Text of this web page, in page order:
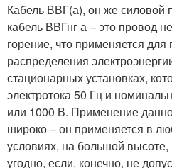
Кабель ВВГ(а), он же силовой
кабель ВВГнг а – это провод
горение, что применяется для
распределения
стационарных установках,
электротока 50 Гц и
или 1000 В. Применение
широко – он применяется в
условиях, на большой высоте,
угодно, если, конечно, не